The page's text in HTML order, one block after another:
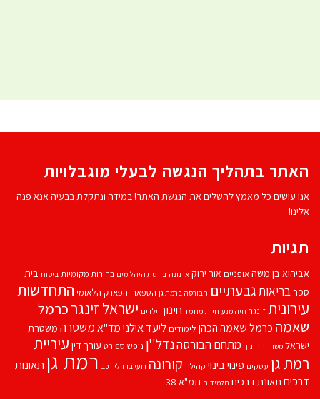
האתר בתהליך הנגשה לבעלי מוגבלויות
אנו עושים כל מאמץ להשלים את הנגשת האתר! במידה ונתקלת בבעיה אנא פנה
אלינו!
תגיות
אביהוא בן משהאופניים אור ירוק ארנונה בורסת היהלומים בחירות מקומיות ביטוח בית
ספרבריאותגבעתיים הבורסה ברמת גן הספארי הפארק הלאומי התחדשות
עירוניתזינגר חיה מנע חיות מחמד חינוך ילדים ישראל זינגרכרמל
שאמה כרמל שאמה הכהן לימודים ליעד אילנימד''אמשטרה משטרת
ישראל משרד החינוך מתחם הבורסהנדל''ן נופש ספורט עורך דין עיריית
רמת גן עסקים פינוי בינוי קהילה קורונה רועי ברזילי רכב רמת גן תאונות
דרכים תאונת דרכים תלמידים תמ"א 38